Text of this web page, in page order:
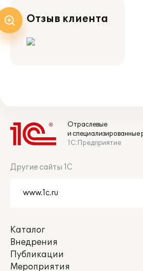
Отзыв клиента
Отраслевые
и специализированные
1С:Предприятие
Другие сайты 1С
Каталог
Внедрения
Публикации
Мероприятия